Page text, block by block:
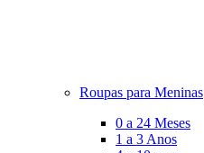
Roupas para Meninas
0 a 24 Meses
1 a 3 Anos